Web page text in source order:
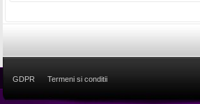
GDPR Termeni si conditii